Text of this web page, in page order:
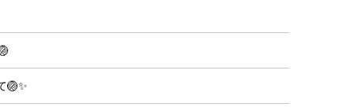
🏐✨